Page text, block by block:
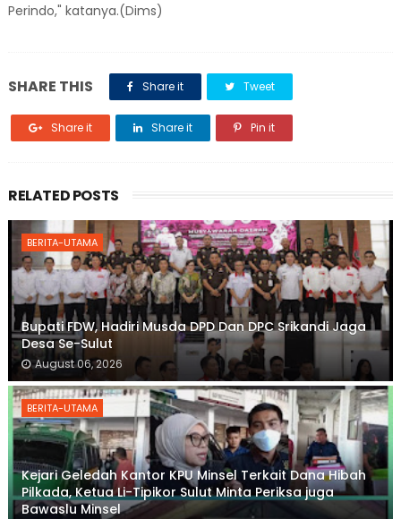
Perindo," katanya.(Dims)
SHARE THIS Share it Tweet
Share it Share it Pin it
RELATED POSTS
BERITA-UTAMA
Bupati FDW, Hadiri Musda DPD Dan DPC Srikandi Jaga
Desa Se-Sulut
August 06, 2026
BERITA-UTAMA
Kejari Geledah Kantor KPU Minsel Terkait Dana Hibah
Pilkada, Ketua Li-Tipikor Sulut Minta Periksa juga
Bawaslu Minsel